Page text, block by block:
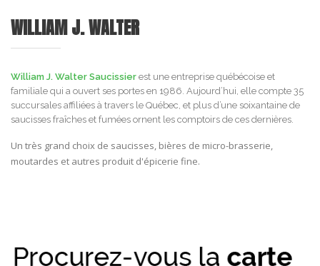
WILLIAM J. WALTER
William J. Walter Saucissier est une entreprise québécoise et
familiale qui a ouvert ses portes en 1986. Aujourd’hui, elle compte 35
succursales affiliées à travers le Québec, et plus d’une soixantaine de
saucisses fraîches et fumées ornent les comptoirs de ces dernières.
Un très grand choix de saucisses, bières de micro-brasserie,
moutardes et autres produit d'épicerie fine.